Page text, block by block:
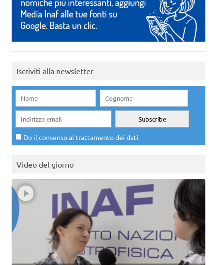
Iscriviti alla newsletter
Do il consenso al trattamento dei dati
Video del giorno